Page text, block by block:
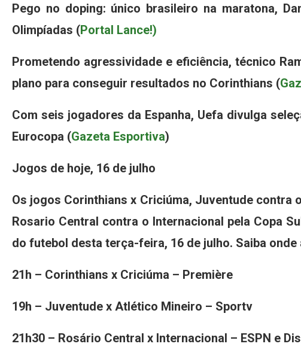
Pego no doping: único brasileiro na maratona,
Olimpíadas (Portal Lance!)
Prometendo agressividade e eficiência, técnico
plano para conseguir resultados no Corinthians (
Com seis jogadores da Espanha, Uefa divulga
Eurocopa (Gazeta Esportiva)
Jogos de hoje, 16 de julho
Os jogos Corinthians x Criciúma, Juventude contra
Rosario Central contra o Internacional pela Copa
do futebol desta terça-feira, 16 de julho. Saiba
21h – Corinthians x Criciúma – Première
19h – Juventude x Atlético Mineiro – Sportv
21h30 – Rosário Central x Internacional – ESPN e